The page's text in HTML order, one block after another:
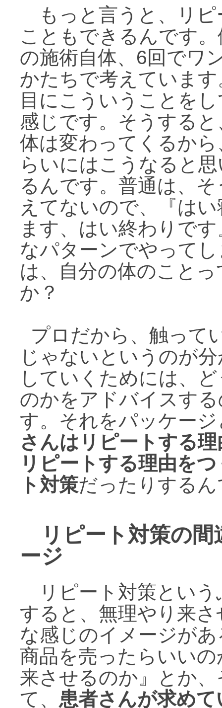
もっと言うと、リピ
こともできるんです
の施術自体、6回でワ
かたちで考えていま
目にこういうことを
感じです。そうする
体は変わってくるか
らいにはこうなると
るんです。普通は、
えてないので、『は
ます、はい終わりで
なパターンでやって
は、自分の体のこと
か？
プロだから、触って
じゃないというのが
していくためには、
のかをアドバイスす
す。それをパッケー
さんはリピートする
リピートする理由を
ト対策だったりする
リピート対策の間
ージ
リピート対策という
すると、無理やり来
な感じのイメージが
商品を売ったらいい
来させるのか』とか
て、 患者さんが求め